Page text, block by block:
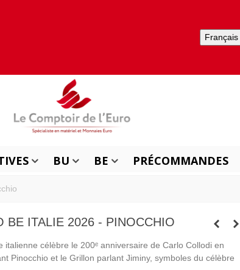
Français
BU BE PRÉCOMMANDES
BE ITALIE 2026 - PINOCCHIO
italienne célèbre le 200ᵉ anniversaire de Carlo Collodi en
Pinocchio et le Grillon parlant Jiminy, symboles du célèbre